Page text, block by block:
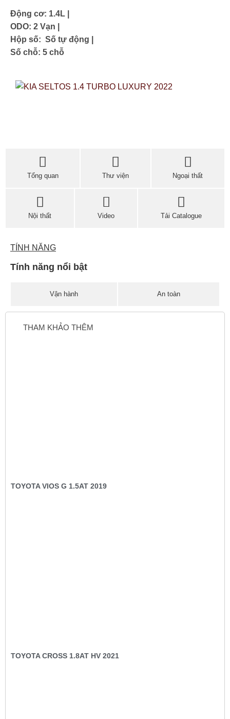
Động cơ: 1.4L |
ODO: 2 Vạn |
Hộp số: Số tự động |
Số chỗ: 5 chỗ
Tổng quan Thư viện Ngoại thất
Nội thất Video Tải Catalogue
TÍNH NĂNG
Tính năng nổi bật
Vận hành An toàn
THAM KHẢO THÊM
TOYOTA VIOS G 1.5AT 2019
TOYOTA CROSS 1.8AT HV 2021